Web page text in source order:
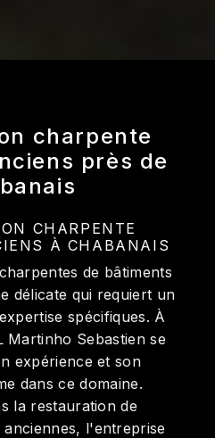
charpente
près de
CHARPENTE
À CHABANAIS
de bâtiments
délicate qui requiert un
spécifiques. À
Martinho Sebastien se
expérience et son
dans ce domaine.
la restauration de
l'entreprise